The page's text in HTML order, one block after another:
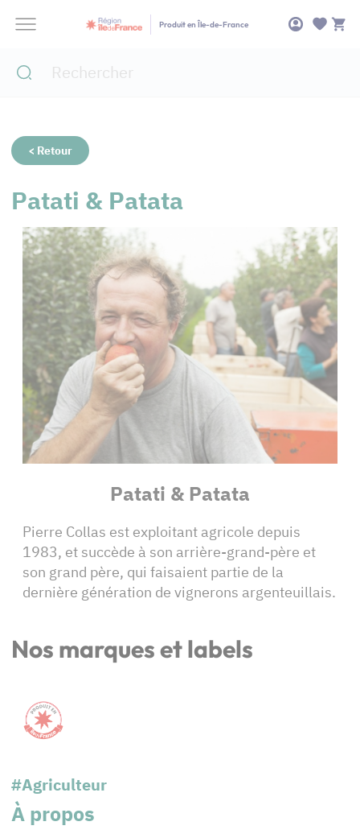
Produit en Île-de-France
< Retour
Patati & Patata
Patati & Patata
Pierre Collas est exploitant agricole depuis
1983, et succède à son arrière-grand-père et
son grand père, qui faisaient partie de la
dernière génération de vignerons argenteuillais.
Nos marques et labels
#Agriculteur
À propos